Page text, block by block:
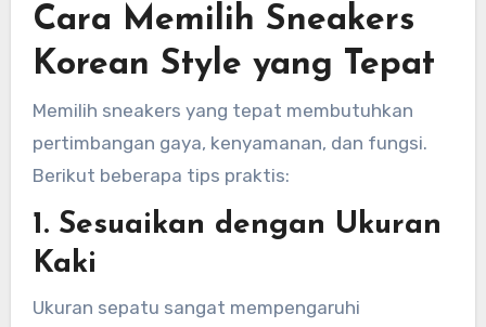
Cara Memilih Sneakers
Korean Style yang Tepat
Memilih sneakers yang tepat membutuhkan
pertimbangan gaya, kenyamanan, dan fungsi.
Berikut beberapa tips praktis:
1. Sesuaikan dengan Ukuran
Kaki
Ukuran sepatu sangat mempengaruhi